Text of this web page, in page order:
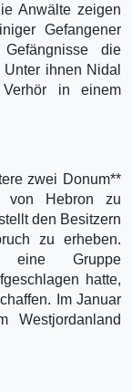
Anwälte zeigen
Gefangener
die
ihnen Nidal
in einem
zwei Donum**
von Hebron zu
den Besitzern
zu erheben.
eine Gruppe
hatte,
Im Januar
Westjordanland